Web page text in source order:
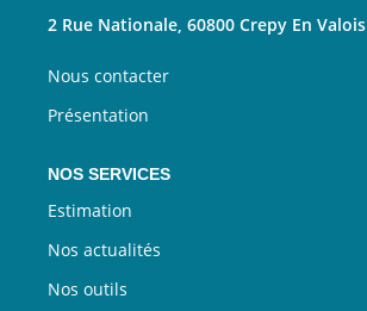
EN
2 Rue Nationale, 60800 Crepy En Valois
Nous contacter
Présentation
NOS SERVICES
Estimation
Nos actualités
Nos outils